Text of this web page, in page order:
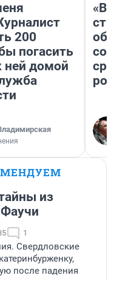
200
погасить
ней домой
«В
из
1
Свердловские
после падения